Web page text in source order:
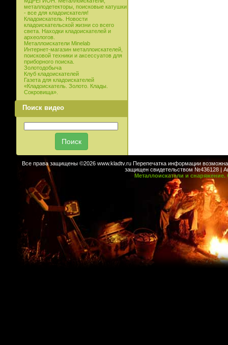
металлодетекторы, поисковые катушки
- все для кладоискателя!
Кладоискатель. Новости
кладоискательской жизни со всего
света. Находки кладоискателей и
археологов.
Металлоискатели Minelab
Интернет-магазин металлоискателей,
поисковой техники и аксессуатов для
приборного поиска.
Золотодобыча
Клуб кладоискателей
Газета для кладоискателей
«Кладоискатель. Золото. Клады.
Сокровища».
Поиск видео
Все права защищены ©2026 www.kladtv.ru Перепечатка информации возможна
защищен свидетельством №436128 |
Металлоискатели и